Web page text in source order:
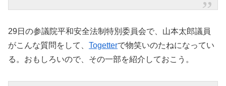
29日の参議院平和安全法制特別委員会で、山本太郎議員
がこんな質問をして、 Togetterで物笑いのたねになってい
る。おもしろいので、その一部を紹介しておこう。